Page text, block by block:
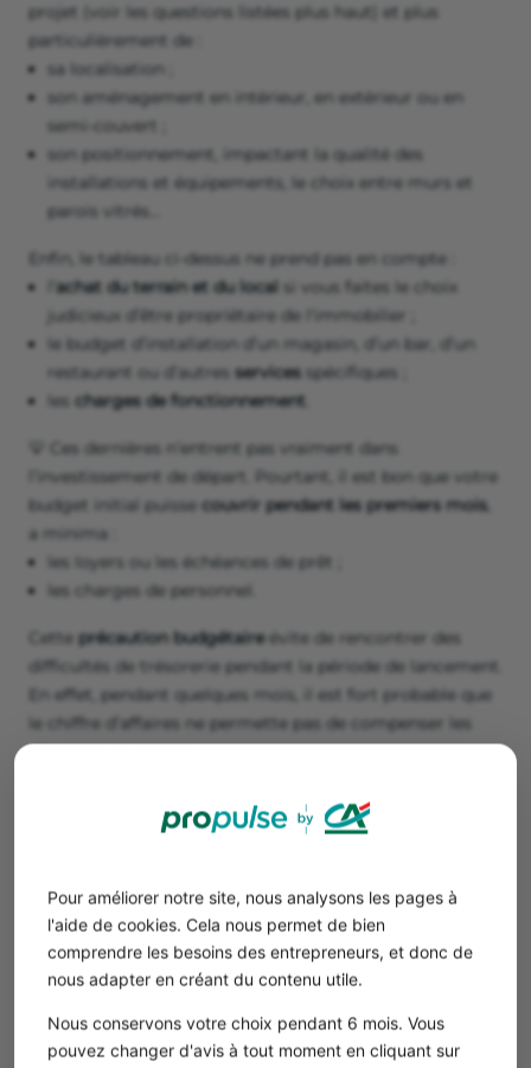
Pour améliorer notre site, nous analysons les pages à
l'aide de cookies. Cela nous permet de bien
comprendre les besoins des entrepreneurs, et donc de
nous adapter en créant du contenu utile.
Nous conservons votre choix pendant 6 mois. Vous
pouvez changer d'avis à tout moment en cliquant sur
projet (voir les questions listées plus haut) et plus
particulièrement de :
sa localisation ;
son aménagement en intérieur, en extérieur ou en
semi-couvert ;
son positionnement, impactant la qualité des
installations et équipements, le choix entre murs et
parois vitrés…
Enfin, le tableau ci-dessus ne prend pas en compte :
achat du terrain et du local si vous faites le choix
judicieux d’être propríétaire de l'immobilier ;
le budget d’installation d’un magasin, d’un bar, d’un
restaurant ou d’autres services spécifiques ;
les charges de fonctionnement
💡 Ces dernières n’entrent pas vraiment dans
l’investissement de départ. Pourtant, il est bon que votre
budget initial puisse couvrir pendant les premiers mois,
a minima :
les loyers ou les échéances de prêt ;
les charges de personnel.
Cette précaution budgétaireévite de rencontrer des
difficultés de trésorerie pendant la période de lancement.
En effet, pendant quelques mois, il est fort probable que
le chiffre d’affaires ne permette pas de compenser les
dépenses courantes.
Les charges de fonctionnement
Après l’investissement nécessaire pour ouvrir un club de
fonctionnement. Il convient alors de distinguer les
charges fixes et les charges variables.
Les coûts fixes
Lescoûts fixes, à débourser quelle que soit
le niveau de votre activité et le chiffre